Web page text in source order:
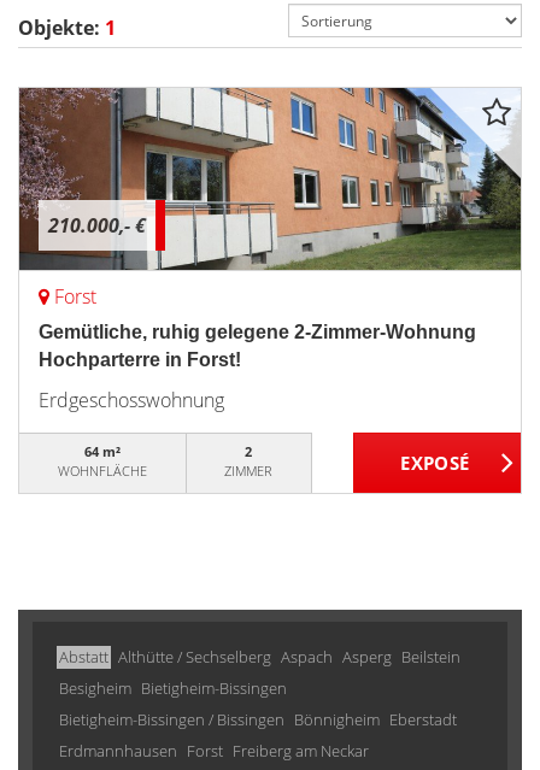
Objekte: 1
210.000,- €
Forst
Gemütliche, ruhig gelegene 2-Zimmer-Wohnung
Hochparterre in Forst!
Erdgeschosswohnung
64 m²
WOHNFLÄCHE
2
ZIMMER
Abstatt Althütte / Sechselberg Aspach Asperg Beilstein
Besigheim Bietigheim-Bissingen
Bietigheim-Bissingen / Bissingen Bönnigheim Eberstadt
Erdmannhausen Forst Freiberg am Neckar